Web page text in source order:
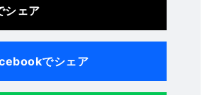
シェア
でシェア